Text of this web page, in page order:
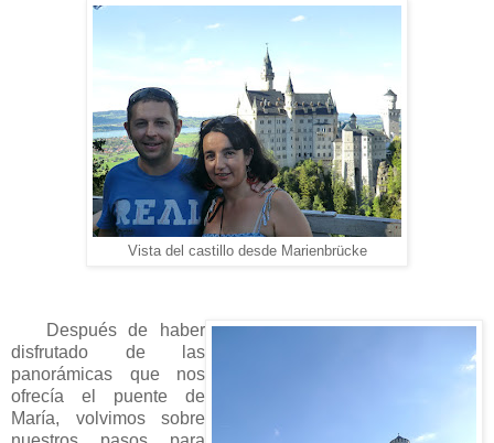
Vista del castillo desde Marienbrücke
Después de haber
disfrutado de las
panorámicas que nos
ofrecía el puente de
María, volvimos sobre